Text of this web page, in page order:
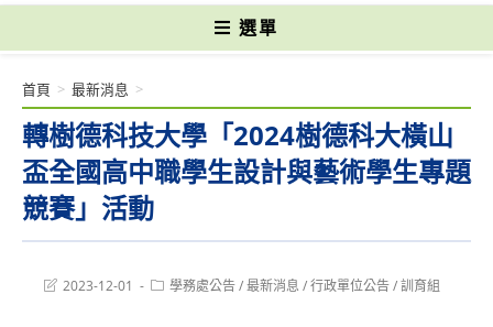
選單
轉樹德科技大學「2024樹德科大橫山
盃全國高中職學生設計與藝術學生專題
競賽」活動
首頁 > 最新消息 >
Post2023-12-01
Post學務處公告/最新消息 /行政單位公告/訓育組